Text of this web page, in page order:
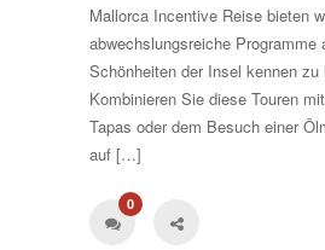
Mallorca Incentive Reise bieten
abwechslungsreiche Programme
Schönheiten der Insel kennen zu
Kombinieren Sie diese Touren
Tapas oder dem Besuch einer
auf […]
0